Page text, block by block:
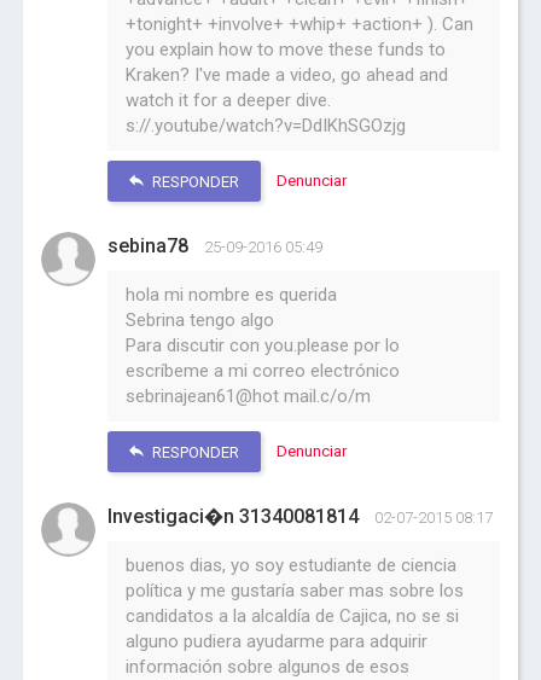
+tonight+ +involve+ +whip+ +action+ ). Can
you explain how to move these funds to
Kraken? I've made a video, go ahead and
watch it for a deeper dive.
s://.youtube/watch?v=DdIKhSGOzjg
RESPONDER Denunciar
sebina78 25-09-2016 05:49
hola mi nombre es querida
Sebrina tengo algo
Para discutir con you.please por lo
escríbeme a mi correo electrónico
sebrinajean61@hot mail.c/o/m
RESPONDER Denunciar
Investigaci�n 31340081814 02-07-2015 08:17
buenos dias, yo soy estudiante de ciencia
política y me gustaría saber mas sobre los
candidatos a la alcaldía de Cajica, no se si
alguno pudiera ayudarme para adquirir
información sobre algunos de esos